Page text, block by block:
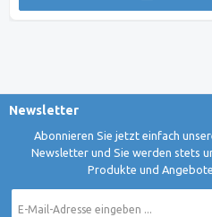
Newsletter
Abonnieren Sie jetzt einfach
Newsletter und Sie werden stets
Produkte und
Mail-